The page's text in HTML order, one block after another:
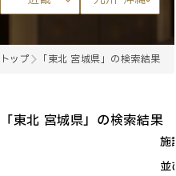
トップ 「東北 宮城県」の検索結果
「東北 宮城県」の検索結果
施
並